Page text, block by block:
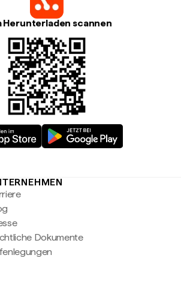
Herunterladen scannen
Dokumente